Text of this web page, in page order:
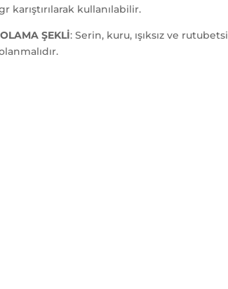
karıştırılarak kullanılabilir.
ŞEKLİ: Serin, kuru, ışıksız ve